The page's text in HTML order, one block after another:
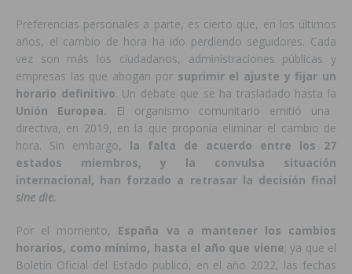
Preferencias personales a parte, es cierto que, en los últimos
años, el cambio de hora ha ido perdiendo seguidores. Cada
vez son más los ciudadanos, administraciones públicas y
empresas las que abogan por suprimir el ajuste y fijar un
horario definitivo. Un debate que se ha trasladado hasta la
Unión Europea. El organismo comunitario emitió una
directiva, en 2019, en la que proponía eliminar el cambio de
hora. Sin embargo, la falta de acuerdo entre los 27
estados miembros, y la convulsa situación
internacional, han forzado a retrasar la decisión final
sine die.
Por el momento, España va a mantener los cambios
horarios, como mínimo, hasta el año que viene; ya que el
Boletín Oficial del Estado publicó, en el año 2022, las fechas